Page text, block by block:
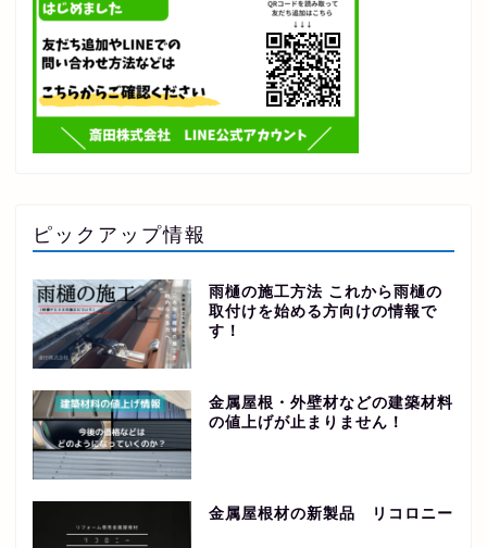
ピックアップ情報
雨樋の施工方法 これから雨樋の
取付けを始める方向けの情報で
す！
金属屋根・外壁材などの建築材料
の値上げが止まりません！
金属屋根材の新製品 リコロニー